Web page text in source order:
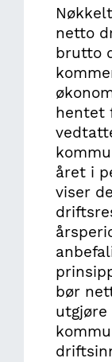
netto
brutto
hentet
året i
viser
bør
utgjøre